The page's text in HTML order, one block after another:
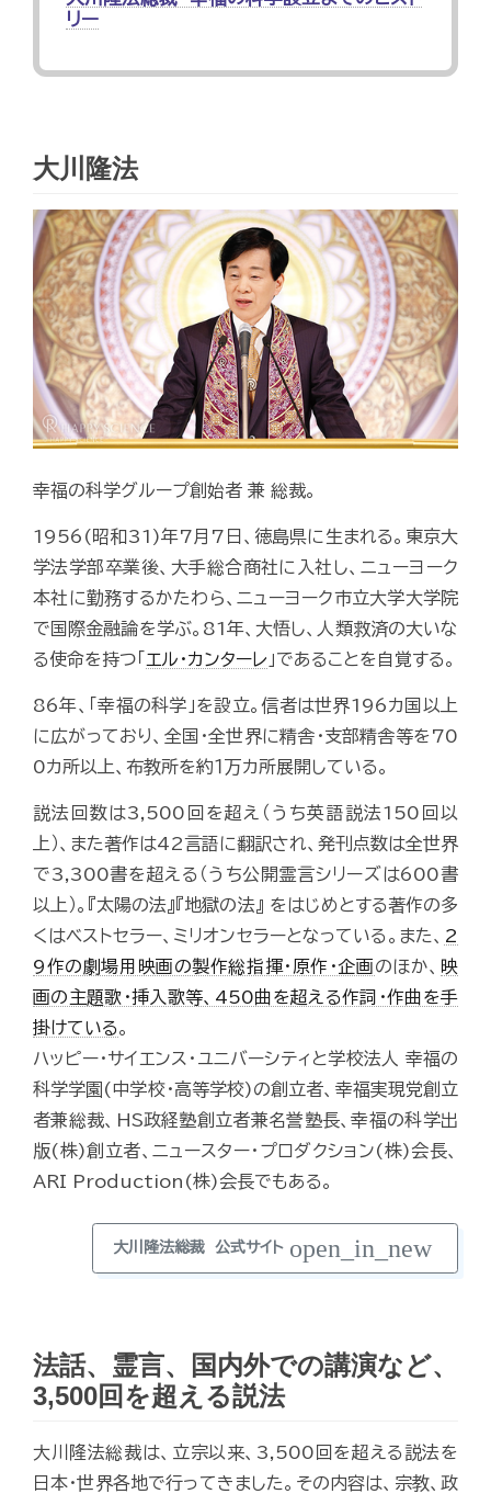
リー
大川隆法
幸福の科学グループ創始者 兼 総裁。
1956(昭和31)年7月7日、徳島県に生まれる。東京大
学法学部卒業後、大手総合商社に入社し、ニューヨーク
本社に勤務するかたわら、ニューヨーク市立大学大学院
で国際金融論を学ぶ。81年、大悟し、人類救済の大いな
る使命を持つ「 エル・カンターレ 」であることを自覚する。
86年、「幸福の科学」を設立。信者は世界196カ国以上
に広がっており、全国・全世界に精舎・支部精舎等を70
0カ所以上、布教所を約１万カ所展開している。
説法回数は3,500回を超え（うち英語説法150回以
上）、また著作は42言語に翻訳され、発刊点数は全世界
で3,300書を超える（うち公開霊言シリーズは600書
以上）。『太陽の法』『地獄の法』 をはじめとする著作の多
くはベストセラー、ミリオンセラーとなっている。また、 2
9作の劇場用映画の製作総指揮・原作・企画のほか、 映
画の主題歌・挿入歌等、450曲を超える作詞・作曲を手
掛けている。
ハッピー・サイエンス・ユニバーシティと学校法人 幸福の
科学学園(中学校・高等学校)の創立者、幸福実現党創立
者兼総裁、HS政経塾創立者兼名誉塾長、幸福の科学出
版(株)創立者、ニュースター・プロダクション(株)会長、
ARI Production(株)会長でもある。
大川隆法総裁 公式サイト open_in_new
法話、霊言、国内外での講演など、
3,500回を超える説法
大川隆法総裁は、立宗以来、3,500回を超える説法を
日本・世界各地で行ってきました。その内容は、宗教、政